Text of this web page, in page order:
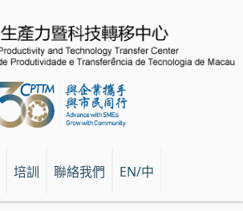
培訓 聯絡我們 EN/中